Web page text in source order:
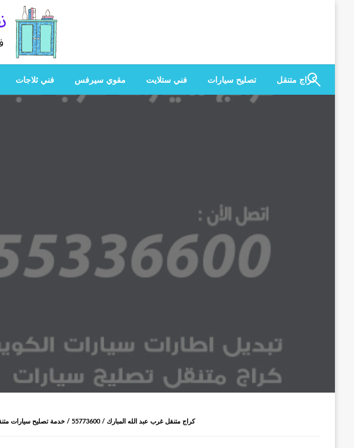
هل
هل تبحث عن
كراج متنقل
تصليح سيارات فني ستلايت مقوي سيرفس فني ثلاجات
كراج متنقل غرب عبد الله المبارك / 55773600‬ / خدمة تصليح سيارات متنقلة غرب عبد الله المبارك